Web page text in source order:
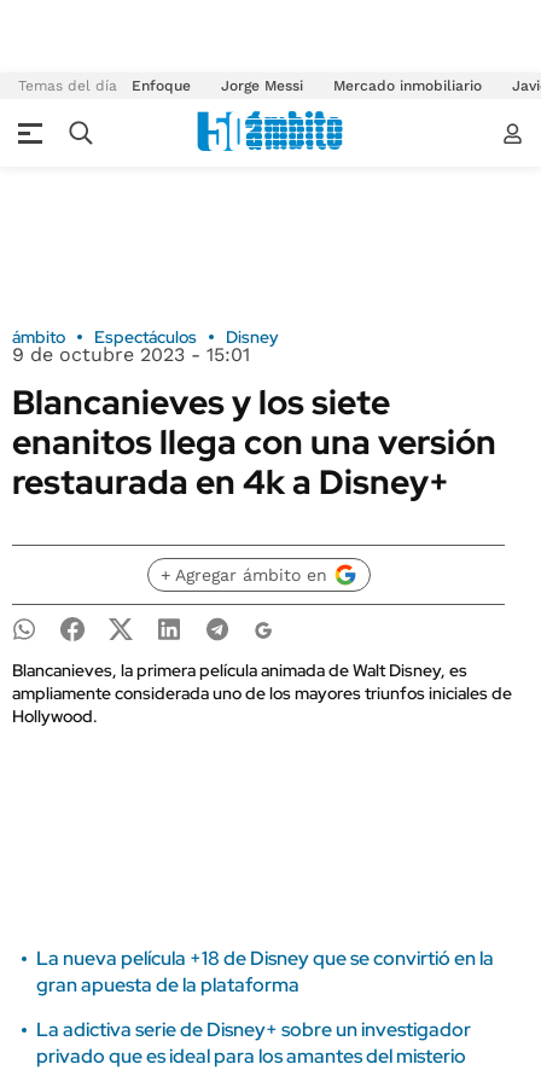
Temas del día Enfoque Jorge Messi Mercado inmobiliario
ámbito Espectáculos Disney
9 de octubre 2023 - 15:01
Blancanieves y los siete
enanitos llega con una versión
restaurada en 4k a Disney+
+ Agregar ámbito en
Blancanieves, la primera película animada de Walt Disney, es
ampliamente considerada uno de los mayores triunfos iniciales de
Hollywood.
La nueva película +18 de Disney que se convirtió en la
gran apuesta de la plataforma
La adictiva serie de Disney+ sobre un investigador
privado que es ideal para los amantes del misterio